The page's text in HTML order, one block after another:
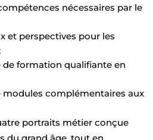
nécessaires par le
et perspectives pour les
de formation qualifiante en
modules complémentaires aux
portraits métier conçue
du grand âge, tout en